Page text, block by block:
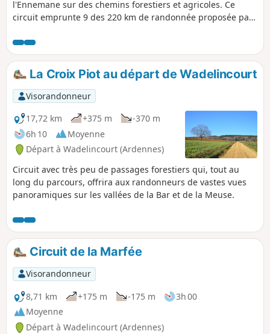
l'Ennemane sur des chemins forestiers et agricoles. Ce
circuit emprunte 9 des 220 km de randonnée proposée par
vallées de la Meuse et de l'Ennemane.
La Croix Piot au départ de Wadelincourt
Visorandonneur
17,72 km
+375 m
-370 m
6h 10
Moyenne
Départ à Wadelincourt (Ardennes)
Circuit avec très peu de passages forestiers qui, tout au
long du parcours, offrira aux randonneurs de vastes vues
panoramiques sur les vallées de la Bar et de la Meuse.
Circuit de la Marfée
Visorandonneur
8,71 km
+175 m -175 m
3h 00
Moyenne
Départ à Wadelincourt (Ardennes)